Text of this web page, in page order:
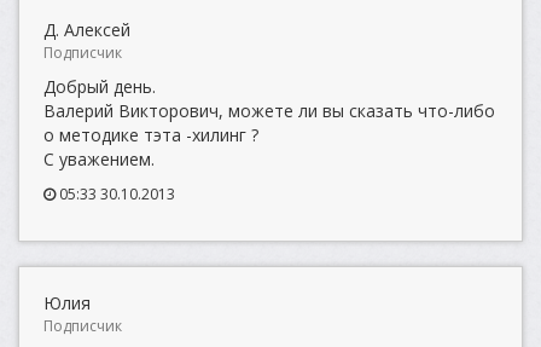
Д. Алексей
Подписчик
Добрый день.
Валерий Викторович, можете ли вы сказать что-либо
о методике тэта -хилинг ?
С уважением.
05:33 30.10.2013
Юлия
Подписчик